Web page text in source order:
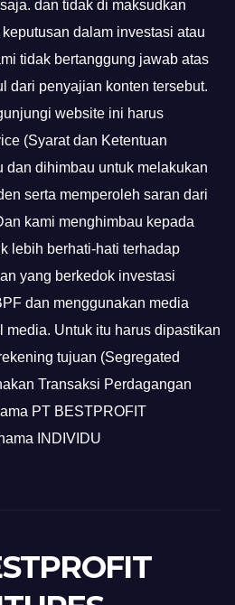
dan tidak di maksudkan
dalam investasi atau
tidak bertanggung jawab atas
dari penyajian konten tersebut.
website ini harus
(Syarat dan Ketentuan
dan dihimbau untuk melakukan
serta memperoleh saran dari
kami menghimbau kepada
lebih berhati-hati terhadap
yang berkedok investasi
dan menggunakan media
media. Untuk itu harus dipastikan
tujuan (Segregated
Transaksi Perdagangan
PT BESTPROFIT
INDIVIDU